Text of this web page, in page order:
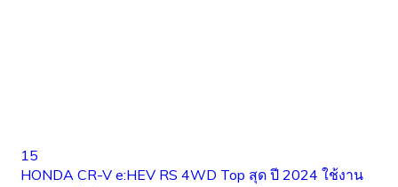
15
HONDA CR-V e:HEV RS 4WD Top สุด ปี 2024 ใช้งาน